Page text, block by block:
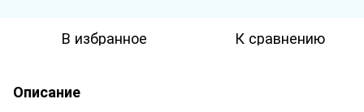
В избранное К сравнению
Описание